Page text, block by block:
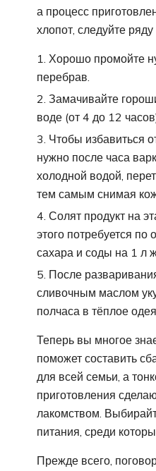
а процесс
хлопот, следуйте
Хорошо промойте
перебрав.
Замачивайте
воде (от 4 до 12
Чтобы избавиться
нужно после часа
холодной водой,
тем самым снимая
Солят продукт на
этого потребуется по
сахара и соды на 1 л
После
сливочным маслом
полчаса в тёплое
Теперь вы многое
поможет составить
для всей семьи, а
приготовления
лакомством.
питания, среди
Прежде всего,